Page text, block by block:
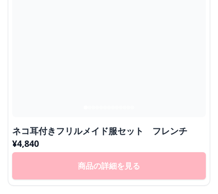
ネコ耳付きフリルメイド服セット フレンチ
¥4,840
商品の詳細を見る